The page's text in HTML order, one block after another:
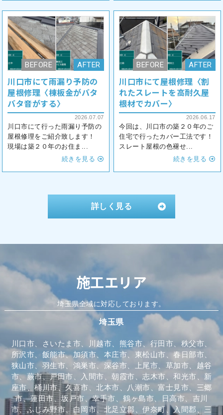
川口市にて雨漏り予防の
屋根修理〈棟板金がバタ
バタ音がする〉
2026.07.07
川口市にて行った雨漏り予防の
屋根修理をご紹介致します！
現場は築２０年のお住ま...
続きを見る
川口市にて屋根修理〈割
れたスレートを高耐久屋
根材でカバー〉
2026.06.17
今回は、川口市の築２０年のご
住宅で行ったカバー工法です！
スレート屋根の色褪せ...
続きを見る
詳しく見る
施工エリア
埼玉県全域に対応しております。
埼玉県
川口市、さいたま市、川越市、熊谷市、行田市、秩父市、
所沢市、飯能市、加須市、本庄市、東松山市、春日部市、
狭山市、羽生市、鴻巣市、深谷市、上尾市、草加市、越谷
市、蕨市、戸田市、入間市、朝霞市、志木市、和光市、新
座市、桶川市、久喜市、北本市、八潮市、富士見市、三郷
市、蓮田市、坂戸市、幸手市、鶴ヶ島市、日高市、吉川
市、ふじみ野市、白岡市、北足立郡、伊奈町、入間郡、三